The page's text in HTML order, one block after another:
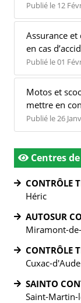
Publié le 12
Assurance et
en cas
Publié le 01
Motos et
mettre en
Publié le 26
Centres
CONTRÔLE
Héric
AUTOSUR
Miramont-
CONTRÔLE
Cuxac-d'Aude
SAINTO
Saint-Martin-